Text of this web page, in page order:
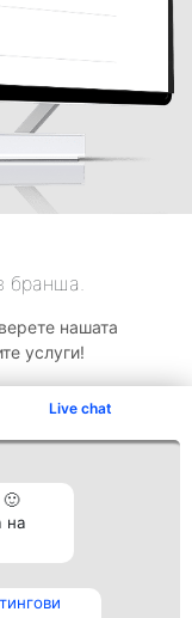
Live chat
на
бранша.
нашата
услуги!
Контакти